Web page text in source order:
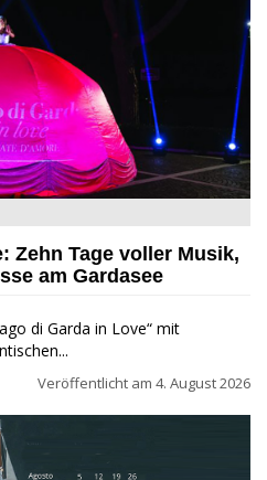
Zehn Tage voller Musik,
am Gardasee
di Garda in Love“ mit
Veröffentlicht am 4. August 2026